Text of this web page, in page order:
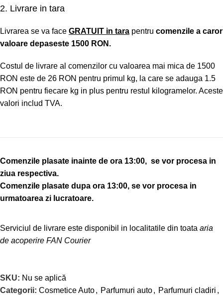
2. Livrare in tara
Livrarea se va face GRATUIT in tara pentru comenzile a caror
valoare depaseste 1500 RON.
Costul de livrare al comenzilor cu valoarea mai mica de 1500
RON este de 26 RON pentru primul kg, la care se adauga 1.5
RON pentru fiecare kg in plus pentru restul kilogramelor. Aceste
valori includ TVA.
Comenzile plasate inainte de ora 13:00, se vor procesa in
ziua respectiva.
Comenzile plasate dupa ora 13:00, se vor procesa in
urmatoarea zi lucratoare.
Serviciul de livrare este disponibil in localitatile din toata aria
de acoperire FAN Courier
SKU: Nu se aplică
Categorii: Cosmetice Auto, Parfumuri auto, Parfumuri cladiri ,